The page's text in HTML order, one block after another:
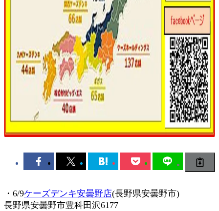
・6/9ケーズデンキ安曇野店(長野県安曇野市)
長野県安曇野市豊科田沢6177